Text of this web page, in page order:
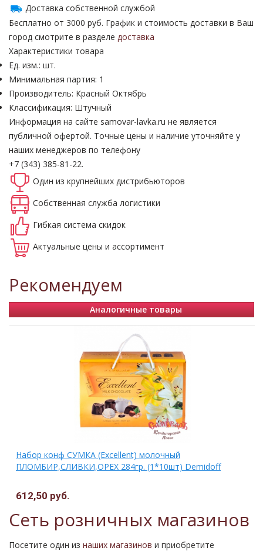
Доставка собственной службой
Бесплатно от 3000 руб. График и стоимость доставки в Ваш
город смотрите в разделе доставка
Характеристики товара
Ед. изм.: шт.
Минимальная партия: 1
Производитель: Красный Октябрь
Классификация: Штучный
Информация на сайте samovar-lavka.ru не является
публичной офертой. Точные цены и наличие уточняйте у
наших менеджеров по телефону
+7 (343) 385-81-22.
Один из крупнейших дистрибьюторов
Собственная служба логистики
Гибкая система скидок
Актуальные цены и ассортимент
Рекомендуем
Аналогичные товары
Набор конф СУМКА (Excellent) молочный
ПЛОМБИР,СЛИВКИ,ОРЕХ 284гр. (1*10шт) Demidoff
612,50 руб.
Сеть розничных магазинов
Посетите один из наших магазинов и приобретите